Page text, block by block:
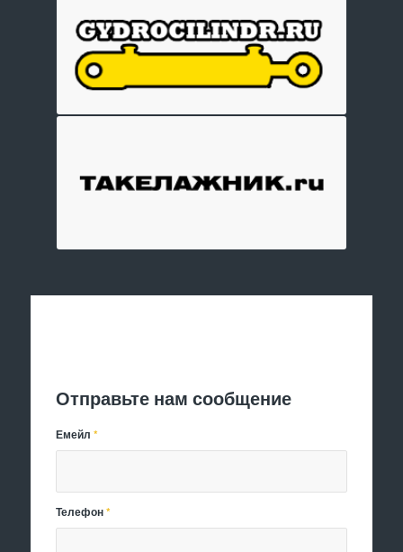
Отправьте нам сообщение
Емейл*
Телефон*